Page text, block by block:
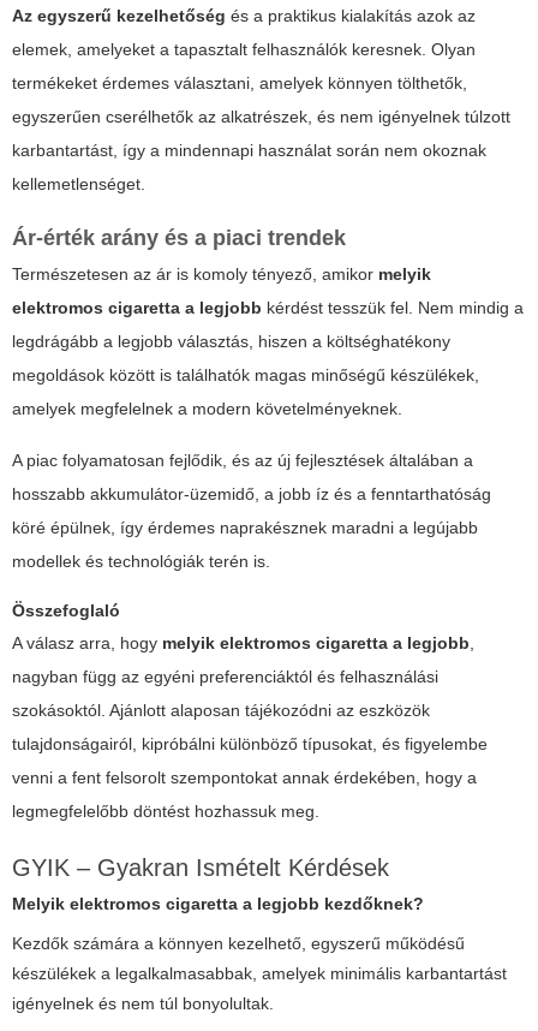
Az egyszerű kezelhetőség és a praktikus kialakítás azok az
elemek, amelyeket a tapasztalt felhasználók keresnek. Olyan
termékeket érdemes választani, amelyek könnyen tölthetők,
egyszerűen cserélhetők az alkatrészek, és nem igényelnek túlzott
karbantartást, így a mindennapi használat során nem okoznak
kellemetlenséget.
Ár-érték arány és a piaci trendek
Természetesen az ár is komoly tényező, amikor melyik
elektromos cigaretta a legjobb kérdést tesszük fel. Nem mindig a
legdrágább a legjobb választás, hiszen a költséghatékony
megoldások között is találhatók magas minőségű készülékek,
amelyek megfelelnek a modern követelményeknek.
A piac folyamatosan fejlődik, és az új fejlesztések általában a
hosszabb akkumulátor-üzemidő, a jobb íz és a fenntarthatóság
köré épülnek, így érdemes naprakésznek maradni a legújabb
modellek és technológiák terén is.
Összefoglaló
A válasz arra, hogy melyik elektromos cigaretta a legjobb,
nagyban függ az egyéni preferenciáktól és felhasználási
szokásoktól. Ajánlott alaposan tájékozódni az eszközök
tulajdonságairól, kipróbálni különböző típusokat, és figyelembe
venni a fent felsorolt szempontokat annak érdekében, hogy a
legmegfelelőbb döntést hozhassuk meg.
GYIK – Gyakran Ismételt Kérdések
Melyik elektromos cigaretta a legjobb kezdőknek?
Kezdők számára a könnyen kezelhető, egyszerű működésű
készülékek a legalkalmasabbak, amelyek minimális karbantartást
igényelnek és nem túl bonyolultak.